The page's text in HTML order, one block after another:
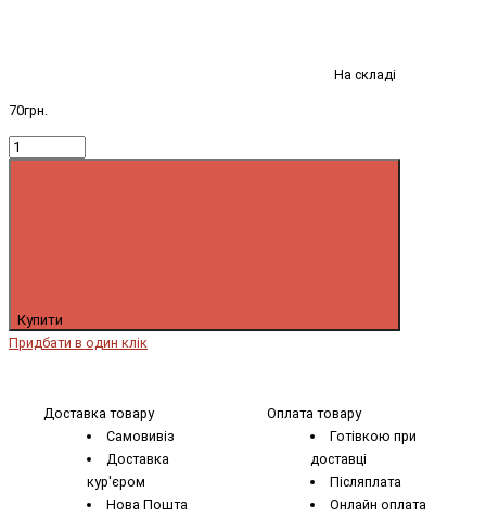
На складі
70грн.
Купити
Придбати в один клік
Доставка товару
Самовивіз
Доставка
кур'єром
Нова Пошта
Оплата товару
Готівкою при
доставці
Післяплата
Онлайн оплата